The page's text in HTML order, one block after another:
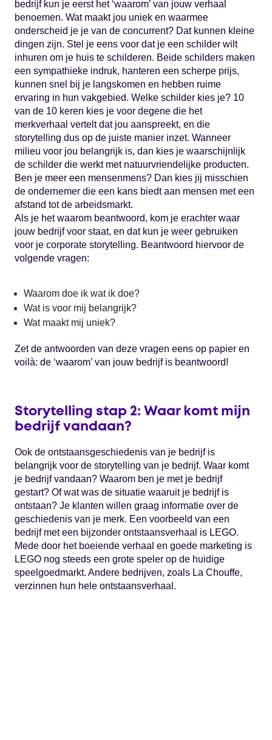
bedrijf kun je eerst het ‘waarom’ van jouw verhaal
benoemen. Wat maakt jou uniek en waarmee
onderscheid je je van de concurrent? Dat kunnen kleine
dingen zijn. Stel je eens voor dat je een schilder wilt
inhuren om je huis te schilderen. Beide schilders maken
een sympathieke indruk, hanteren een scherpe prijs,
kunnen snel bij je langskomen en hebben ruime
ervaring in hun vakgebied. Welke schilder kies je? 10
van de 10 keren kies je voor degene die het
merkverhaal vertelt dat jou aanspreekt, en die
storytelling dus op de juiste manier inzet. Wanneer
milieu voor jou belangrijk is, dan kies je waarschijnlijk
de schilder die werkt met natuurvriendelijke producten.
Ben je meer een mensenmens? Dan kies jij misschien
de ondernemer die een kans biedt aan mensen met een
afstand tot de arbeidsmarkt.
Als je het waarom beantwoord, kom je erachter waar
jouw bedrijf voor staat, en dat kun je weer gebruiken
voor je corporate storytelling. Beantwoord hiervoor de
volgende vragen:
Waarom doe ik wat ik doe?
Wat is voor mij belangrijk?
Wat maakt mij uniek?
Zet de antwoorden van deze vragen eens op papier en
voilà: de ‘waarom’ van jouw bedrijf is beantwoord!
Storytelling stap 2: Waar komt mijn
bedrijf vandaan?
Ook de ontstaansgeschiedenis van je bedrijf is
belangrijk voor de storytelling van je bedrijf. Waar komt
je bedrijf vandaan? Waarom ben je met je bedrijf
gestart? Of wat was de situatie waaruit je bedrijf is
ontstaan? Je klanten willen graag informatie over de
geschiedenis van je merk. Een voorbeeld van een
bedrijf met een bijzonder ontstaansverhaal is LEGO.
Mede door het boeiende verhaal en goede marketing is
LEGO nog steeds een grote speler op de huidige
speelgoedmarkt. Andere bedrijven, zoals La Chouffe,
verzinnen hun hele ontstaansverhaal.